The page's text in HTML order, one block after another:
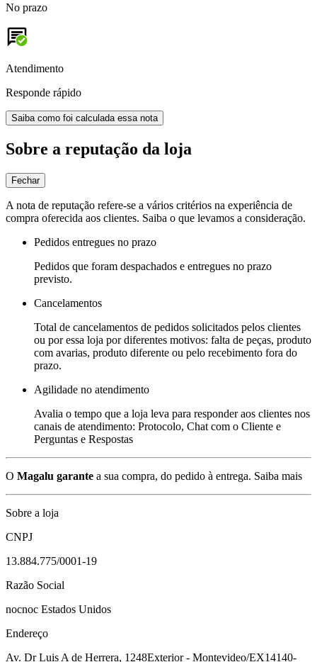
No prazo
Atendimento
Responde rápido
Saiba como foi calculada essa nota
Sobre a reputação da loja
Fechar
A nota de reputação refere-se a vários critérios na experiência de
compra oferecida aos clientes. Saiba o que levamos a consideração.
Pedidos entregues no prazo
Pedidos que foram despachados e entregues no prazo
previsto.
Cancelamentos
Total de cancelamentos de pedidos solicitados pelos clientes
ou por essa loja por diferentes motivos: falta de peças, produto
com avarias, produto diferente ou pelo recebimento fora do
prazo.
Agilidade no atendimento
Avalia o tempo que a loja leva para responder aos clientes nos
canais de atendimento: Protocolo, Chat com o Cliente e
Perguntas e Respostas
O Magalu garante a sua compra, do pedido à entrega. Saiba mais
Sobre a loja
CNPJ
13.884.775/0001-19
Razão Social
nocnoc Estados Unidos
Endereço
Av. Dr Luis A de Herrera, 1248Exterior - Montevideo/EX14140-